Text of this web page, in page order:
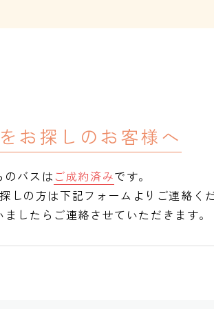
お探しのお客様へ
のバスはご成約済みです。
しの方は下記フォームよりご連絡く
したらご連絡させていただきます。